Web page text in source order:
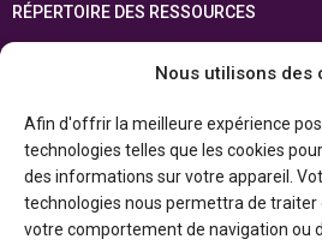
Nous utilisons des
Afin d'offrir la meilleure expérience
technologies telles que les cookies
des informations sur votre appareil.
technologies nous permettra de traiter
votre comportement de navigation ou
RÉPERTOIRE DES RESSOURCES
ENGLISH
Cette ressource est réalisée grâce au
l’Ontario et du gouvernement duCanada par
Patrimoine canadien